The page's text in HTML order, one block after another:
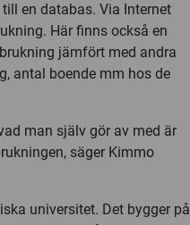
en databas. Via Internet
Här finns också en
jämfört med andra
antal boende mm hos de
man själv gör av med är
säger Kimmo
universitet. Det bygger på